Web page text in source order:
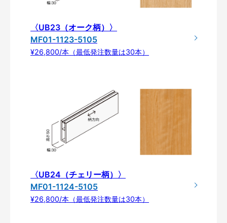
〈UB23（オーク柄）〉
MF01-1123-5105
¥26,800/本（最低発注数量は30本）
〈UB24（チェリー柄）〉
MF01-1124-5105
¥26,800/本（最低発注数量は30本）